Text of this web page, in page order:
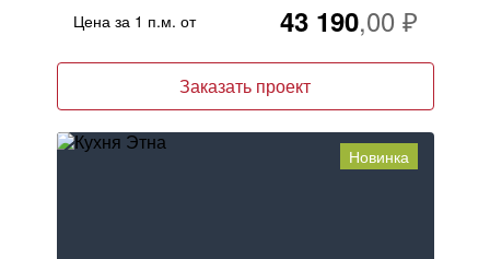
Цена за 1 п.м. от 43 190
Заказать проект
Новинка